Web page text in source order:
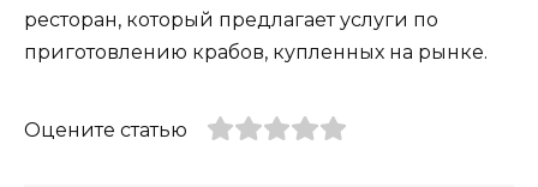
ресторан, который предлагает услуги по
приготовлению крабов, купленных на рынке.
Оцените статью